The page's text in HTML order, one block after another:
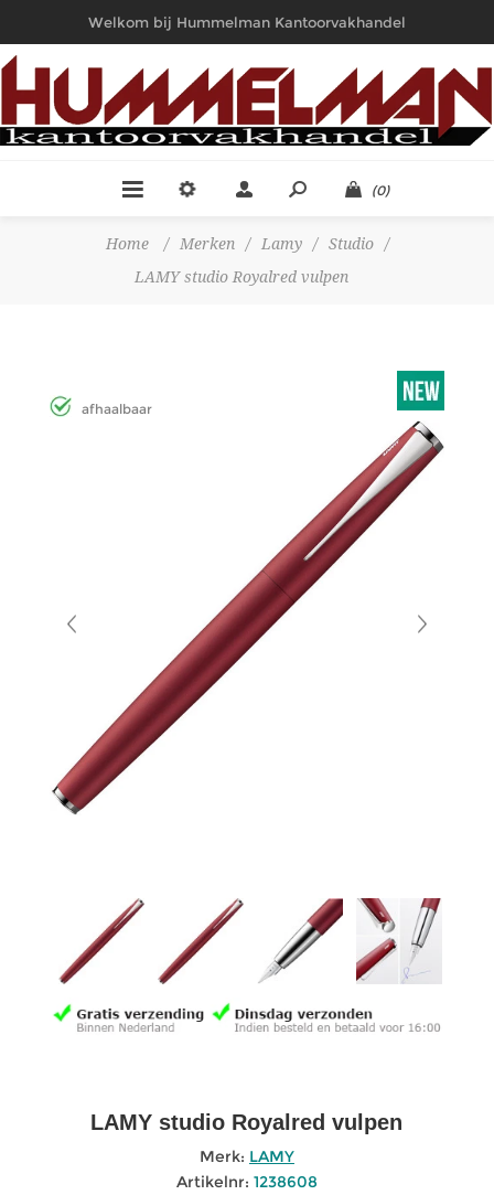
Welkom bij Hummelman Kantoorvakhandel
(0)
Home / Merken / Lamy / Studio
/
LAMY studio Royalred vulpen
afhaalbaar
LAMY studio Royalred vulpen
Merk: LAMY
Artikelnr: 1238608